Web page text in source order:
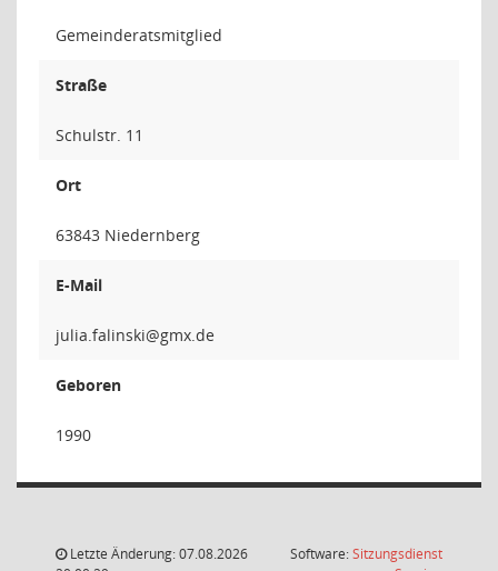
Gemeinderatsmitglied
Straße
Schulstr. 11
Ort
63843 Niedernberg
E-Mail
iksnila
Geboren
1990
Letzte Änderung: 07.08.2026
Software:Sitzungsdienst